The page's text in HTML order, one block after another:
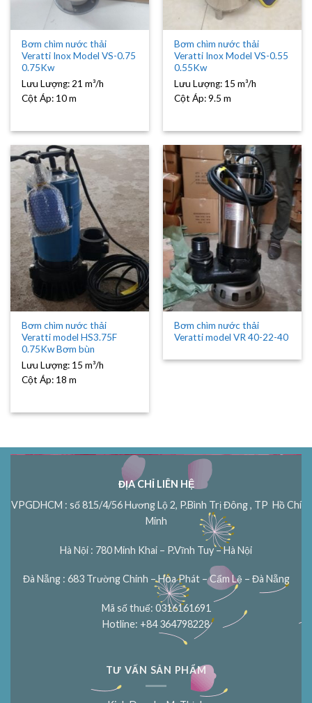
Bơm chìm nước thải
Veratti Inox Model VS-0.75
0.75Kw
Lưu Lượng: 21 m³/h
Cột Áp: 10 m
Bơm chìm nước thải
Veratti Inox Model VS-0.55
0.55Kw
Lưu Lượng: 15 m³/h
Cột Áp:9.5 m
Bơm chìm nước thải
Veratti model HS3.75F
0.75Kw Bơm bùn
Lưu Lượng: 15 m³/h
Cột Áp: 18 m
Bơm chìm nước thải
Veratti model VR 40-22-40
ĐỊA CHỈ LIÊN HỆ
VPGDHCM : số 815/4/56 Hương Lộ 2, P.Bình Trị Đông , TP Hồ Chí
Minh
Hà Nội : 780 Minh Khai – P.Vĩnh Tuy – Hà Nội
Đà Nẵng : 683 Trường Chinh – Hòa Phát – Cẩm Lệ – Đà Nẵng
Mã số thuế: 0316161691
Hotline: +84 364798228
TƯ VẤN SẢN PHẨM